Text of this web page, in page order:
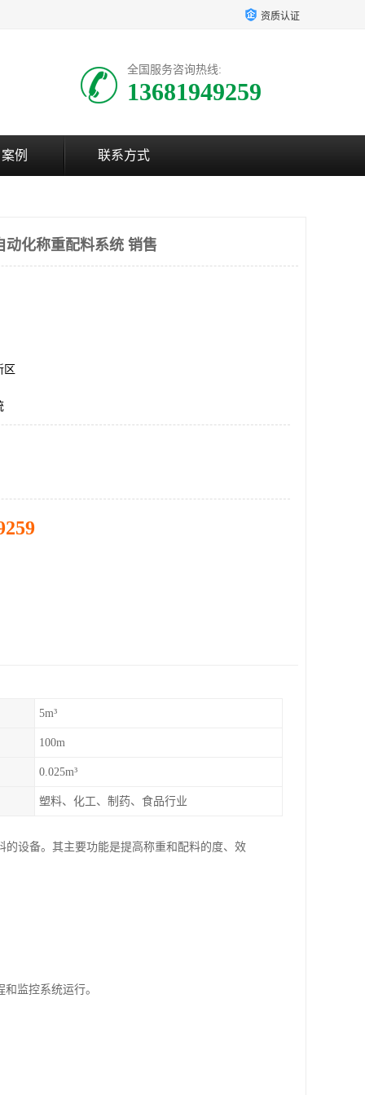
资质认证
全国服务咨询热线:
13681949259
例 联系方式
动化称重配料系统 销售
区
5m³
100m
0.025m³
塑料、化工、制药、食品行业
设备。其主要功能是提高称重和配料的度、效
监控系统运行。